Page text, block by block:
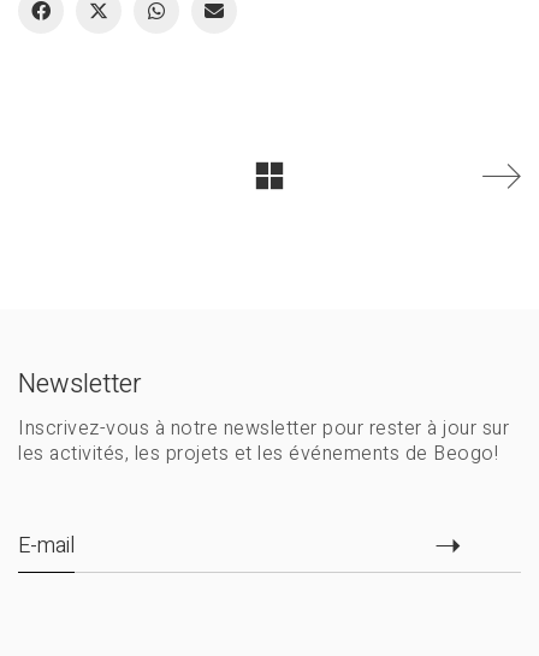
Newsletter
Inscrivez-vous à notre newsletter pour rester à jour sur
les activités, les projets et les événements de Beogo!
E-mail